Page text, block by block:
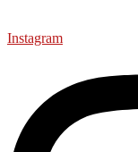
Instagram